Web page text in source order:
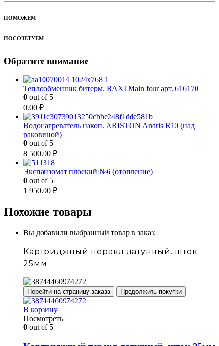
ПОМОЖЕМ
ПОСОВЕТУЕМ
Обратите внимание
Теплообменник битерм. BAXI Main four арт. 616170
0 out of 5
0.00 ₽
Водонагреватель накоп. ARISTON Andris R10 (над
раковиной)
0 out of 5
8 500.00 ₽
Экспанзомат плоский №6 (отопление)
0 out of 5
1 950.00 ₽
Похожие товары
Вы добавили выбранный товар в заказ:
Картриджный перекл латунный. шток
25мм
Перейти на страницу заказа Продолжить покупки
В корзину
Посмотреть
0 out of 5